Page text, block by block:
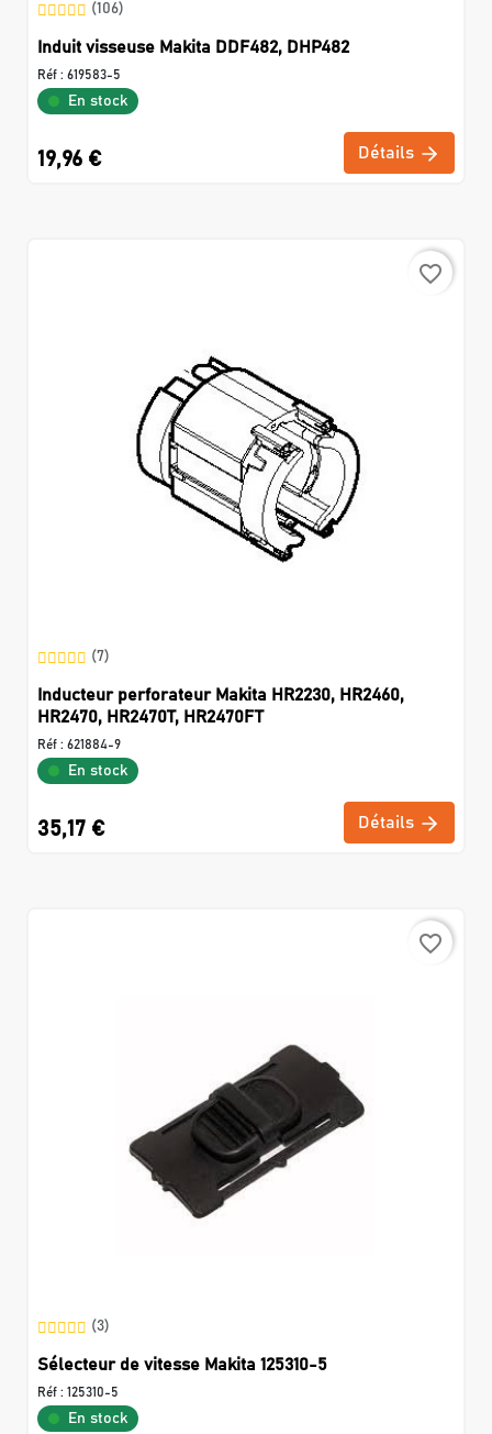
(106)
Induit visseuse Makita DDF482, DHP482
Réf : 619583-5
En stock
19,96 € Détails
favorite_border
(7)
Inducteur perforateur Makita HR2230, HR2460,
HR2470, HR2470T, HR2470FT
Réf : 621884-9
En stock
35,17 € Détails
favorite_border
(3)
Sélecteur de vitesse Makita 125310-5
Réf : 125310-5
En stock